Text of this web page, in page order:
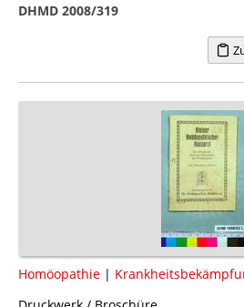
DHMD 2008/319
Homöopathie |